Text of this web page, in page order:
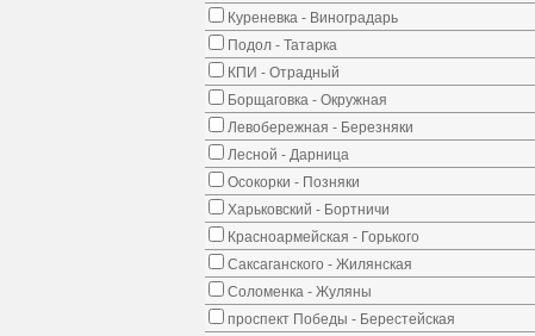
Куреневка - Виноградарь
Подол - Татарка
КПИ - Отрадный
Борщаговка - Окружная
Левобережная - Березняки
Лесной - Дарница
Осокорки - Позняки
Харьковский - Бортничи
Красноармейская - Горького
Саксаганского - Жилянская
Соломенка - Жуляны
проспект Победы - Берестейская